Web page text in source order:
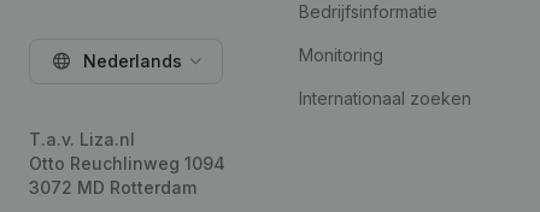
Nederlands
T.a.v. Liza.nl
Otto Reuchlinweg 1094
3072 MD Rotterdam
Bedrijfsinformatie
Monitoring
Internationaal zoeken